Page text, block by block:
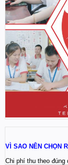
VÌ SAO NÊN CHỌN
Chi phí thu theo đúng